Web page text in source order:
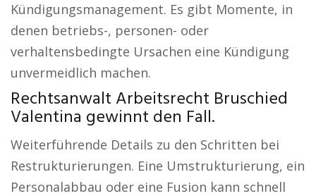
Kündigungsmanagement. Es gibt Momente, in
denen betriebs-, personen- oder
verhaltensbedingte Ursachen eine Kündigung
unvermeidlich machen.
Rechtsanwalt Arbeitsrecht Bruschied
Valentina gewinnt den Fall.
Weiterführende Details zu den Schritten bei
Restrukturierungen. Eine Umstrukturierung, ein
Personalabbau oder eine Fusion kann schnell